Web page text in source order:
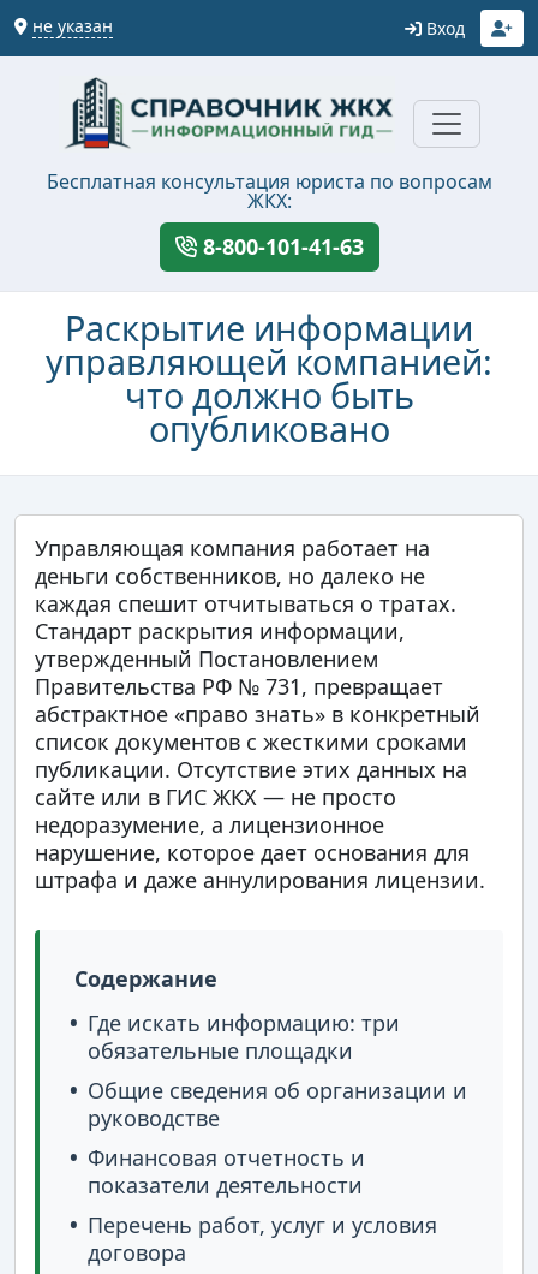
не указан Вход
Бесплатная консультация юриста по вопросам
ЖКХ:
8-800-101-41-63
Раскрытие информации
управляющей компанией:
что должно быть
опубликовано
Управляющая компания работает на
деньги собственников, но далеко не
каждая спешит отчитываться о тратах.
Стандарт раскрытия информации,
утвержденный Постановлением
Правительства РФ № 731, превращает
абстрактное «право знать» в конкретный
список документов с жесткими сроками
публикации. Отсутствие этих данных на
сайте или в ГИС ЖКХ — не просто
недоразумение, а лицензионное
нарушение, которое дает основания для
штрафа и даже аннулирования лицензии.
Содержание
Где искать информацию: три
обязательные площадки
Общие сведения об организации и
руководстве
Финансовая отчетность и
показатели деятельности
Перечень работ, услуг и условия
договора